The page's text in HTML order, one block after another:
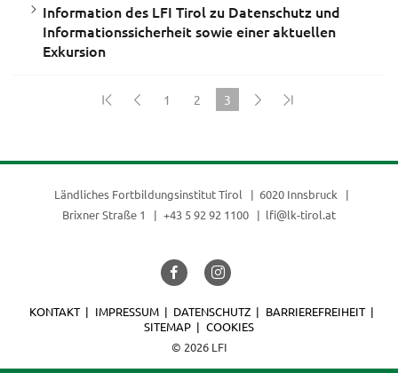
Information des LFI Tirol zu Datenschutz und
Informationssicherheit sowie einer aktuellen
Exkursion
1 2
3
Ländliches Fortbildungsinstitut Tirol
6020 Innsbruck
Brixner Straße 1
+43 5 92 92 1100 lfi@lk-tirol.at
© 2026 LFI
KONTAKT IMPRESSUM DATENSCHUTZ
BARRIEREFREIHEIT
SITEMAP
COOKIES